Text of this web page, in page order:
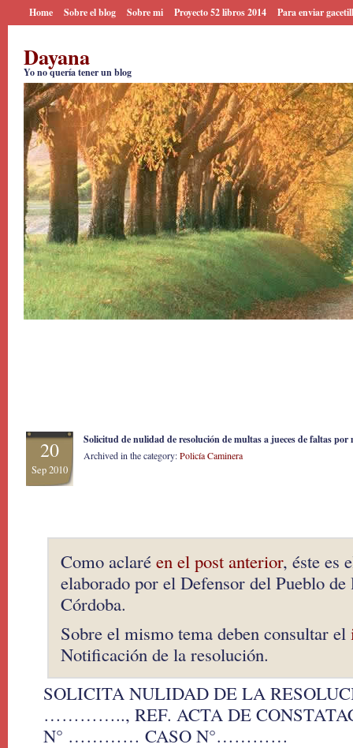
Home Sobre el blog Sobre mi Proyecto 52 libros 2014 Para enviar
Dayana
Yo no quería tener un blog
20
Sep 2010
Solicitud de nulidad de resolución de multas a jueces de faltas por
Archived in the category:Policía Caminera
Como aclaré en el post anterior, éste es
elaborado por el Defensor del Pueblo
Córdoba.
Sobre el mismo tema deben consultar el
Notificación de la resolución.
SOLICITA NULIDAD DE LA
………….., REF. ACTA DE
N° ………… CASO N°…………